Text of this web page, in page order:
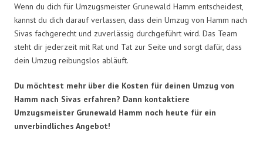
Wenn du dich für Umzugsmeister Grunewald Hamm entscheidest,
kannst du dich darauf verlassen, dass dein Umzug von Hamm nach
Sivas fachgerecht und zuverlässig durchgeführt wird. Das Team
steht dir jederzeit mit Rat und Tat zur Seite und sorgt dafür, dass
dein Umzug reibungslos abläuft.
Du möchtest mehr über die Kosten für deinen Umzug von
Hamm nach Sivas erfahren? Dann kontaktiere
Umzugsmeister Grunewald Hamm noch heute für ein
unverbindliches Angebot!